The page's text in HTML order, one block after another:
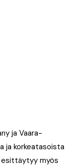
ja Vaara-
ja korkeatasoista
myös